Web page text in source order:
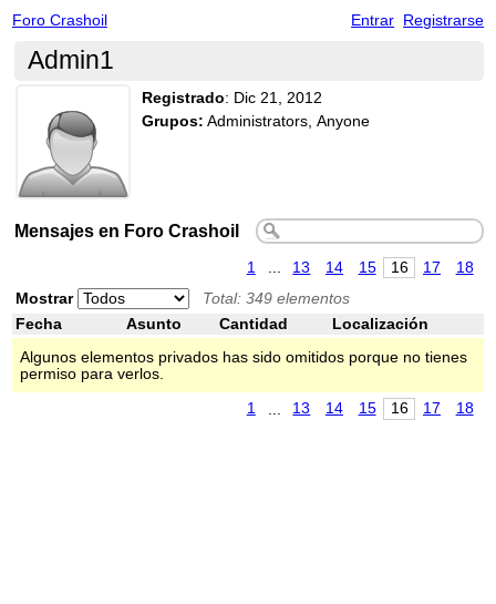
Foro Crashoil Entrar Registrarse
Admin1
Registrado: Dic 21, 2012
Grupos: Administrators, Anyone
Mensajes en Foro Crashoil
1 13 14 15 16 17
18
Mostrar
Total: 349 elementos
Fecha
Asunto Cantidad
Localización
Algunos elementos privados has sido omitidos porque no tienes
permiso para verlos.
1 13 14 15 16 17 18